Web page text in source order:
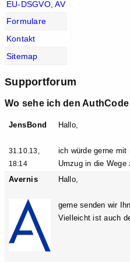
EU-DSGVO, AV
Formulare
Kontakt
Sitemap
Supportforum
Wo sehe ich den
JensBond
31.10.13,
18:14
Hallo,
ich würde gerne mit
Umzug in die Wege
Avernis
Hallo,
gerne senden wir
Vielleicht ist auch